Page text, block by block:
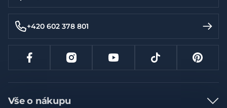
+420 602 378 801
Vše o nákupu